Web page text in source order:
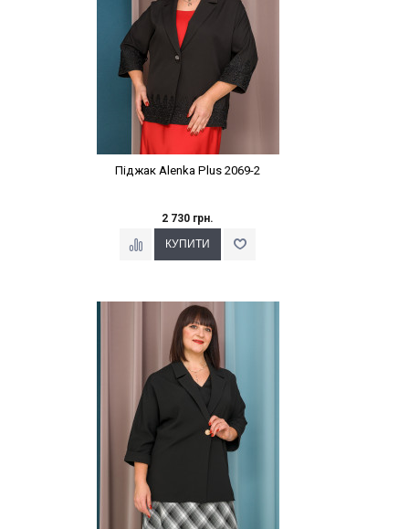
Піджак Alenka Plus 2069-2
2 730 грн.
Наклейки Варіант з %